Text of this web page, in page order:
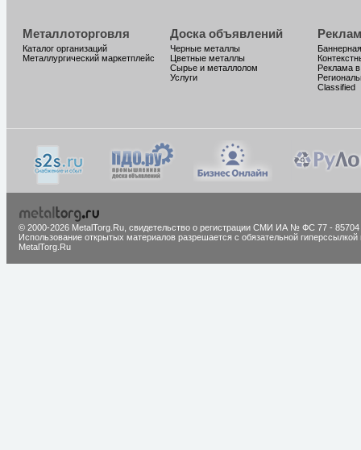
Металлоторговля
Каталог организаций
Металлургический маркетплейс
Доска объявлений
Черные металлы
Цветные металлы
Сырье и металлолом
Услуги
Реклама
Classified
© 2000-2026 MetalTorg.Ru, cвидетельство о регистрации СМИ ИА № ФС 77 - 85704
Использование открытых материалов разрешается с обязательной гиперссылкой
MetalTorg.Ru